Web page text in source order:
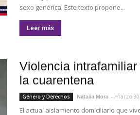
sexo genérica. Este texto propone...
Leer más
Violencia intrafamiliar
la cuarentena
Género y Derechos Natalia Mora - marzo
El actual aislamiento domiciliario que